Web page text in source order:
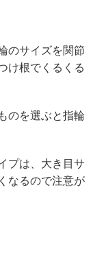
のサイズを関節
け根でくるくる
のを選ぶと指輪
プは、大き目サ
なるので注意が